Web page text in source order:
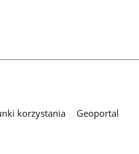
korzystania
Geoportal